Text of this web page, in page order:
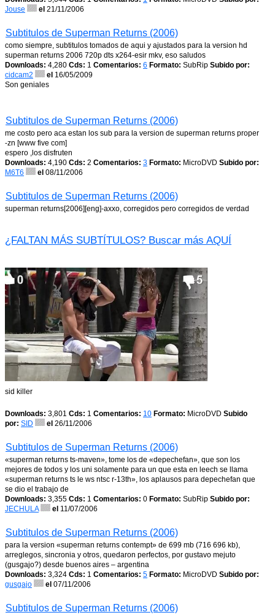
Jouse
el 21/11/2006
Subtitulos de Superman Returns (2006)
como siempre, subtitulos tomados de aqui y ajustados para la version hd
superman returns 2006 720p dts x264-esir mkv, eso saludos
Downloads: 4,280 Cds: 1 Comentarios: 6 Formato: SubRip Subido por:
cidcam2
el 16/05/2009
Son geniales
Subtitulos de Superman Returns (2006)
me costo pero aca estan los sub para la version de superman returns proper
-zn [www five com]
espero ,los disfruten
Downloads: 4,190 Cds: 2 Comentarios: 3 Formato: MicroDVD Subido por:
M6T6
el 08/11/2006
Subtitulos de Superman Returns (2006)
superman returns[2006][eng]-axxo, corregidos pero corregidos de verdad
¿FALTAN MÁS SUBTÍTULOS? Buscar más AQUÍ
sid killer
Downloads: 3,801 Cds: 1 Comentarios: 10 Formato: MicroDVD Subido
por: SID el 26/11/2006
Subtitulos de Superman Returns (2006)
«superman returns ts-maven», tome los de «depechefan», que son los
mejores de todos y los uni solamente para un que esta en leech se llama
«superman returns ts le ws ntsc r-13th», los aplausos para depechefan que
se dio el trabajo de
Downloads: 3,355 Cds: 1 Comentarios: 0 Formato: SubRip Subido por:
JECHULA
el 11/07/2006
Subtitulos de Superman Returns (2006)
para la version «superman returns contempt» de 699 mb (716 696 kb),
arreglegos, sincronia y otros, quedaron perfectos, por gustavo mejuto
(gusgajo?) desde buenos aires – argentina
Downloads: 3,324 Cds: 1 Comentarios: 5 Formato: MicroDVD Subido por:
gusgajo
el 07/11/2006
Subtitulos de Superman Returns (2006)